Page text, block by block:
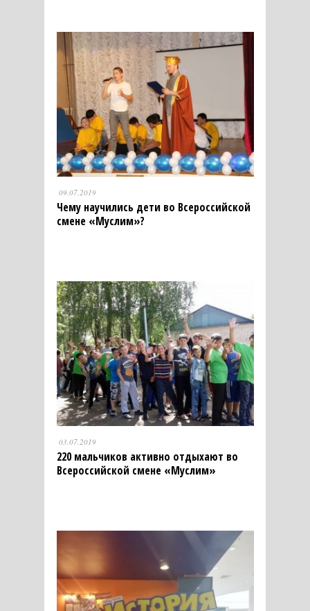
09.07.2019
Чему научились дети во Всероссийской
смене «Муслим»?
03.07.2019
220 мальчиков активно отдыхают во
Всероссийской смене «Муслим»